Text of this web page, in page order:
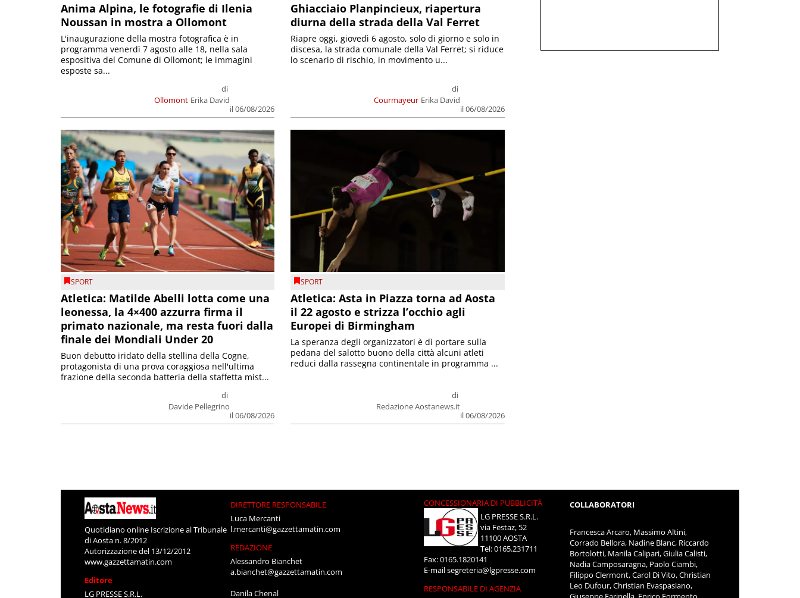
Anima Alpina, le fotografie di Ilenia
Noussan in mostra a Ollomont
Ollomont
di
Erika David
il 06/08/2026
L'inaugurazione della mostra fotografica è in
programma venerdì 7 agosto alle 18, nella sala
espositiva del Comune di Ollomont; le immagini
esposte sa...
Ghiacciaio Planpincieux, riapertura
diurna della strada della Val Ferret
Courmayeur
di
Erika David
il 06/08/2026
Riapre oggi, giovedì 6 agosto, solo di giorno e solo in
discesa, la strada comunale della Val Ferret; si riduce
lo scenario di rischio, in movimento u...
SPORT
Atletica: Matilde Abelli lotta come una
leonessa, la 4×400 azzurra firma il
primato nazionale, ma resta fuori dalla
finale dei Mondiali Under 20
di
Davide Pellegrino
il 06/08/2026
Buon debutto iridato della stellina della Cogne,
protagonista di una prova coraggiosa nell'ultima
frazione della seconda batteria della staffetta mist...
SPORT
Atletica: Asta in Piazza torna ad Aosta
il 22 agosto e strizza l’occhio agli
Europei di Birmingham
di
Redazione Aostanews.it
il 06/08/2026
La speranza degli organizzatori è di portare sulla
pedana del salotto buono della città alcuni atleti
reduci dalla rassegna continentale in programma ...
Quotidiano online Iscrizione al Tribunale
di Aosta n. 8/2012
Autorizzazione del 13/12/2012
www.gazzettamatin.com
Editore
LG PRESSE S.R.L.
DIRETTORE RESPONSABILE
Luca Mercanti
l.mercanti@gazzettamatin.com
REDAZIONE
Alessandro Bianchet
a.bianchet@gazzettamatin.com
Danila Chenal
CONCESSIONARIA DI PUBBLICITÀ
LG PRESSE S.R.L.
via Festaz, 52
11100 AOSTA
Tel: 0165.231711
Fax: 0165.1820141
E-mailsegreteria@lgpresse.com
RESPONSABILE DI AGENZIA
COLLABORATORI
Francesca Arcaro, Massimo Altini,
Corrado Bellora, Nadine Blanc, Riccardo
Bortolotti, Manila Calipari, Giulia Calisti,
Nadia Camposaragna, Paolo Ciambi,
Filippo Clermont, Carol Di Vito, Christian
Leo Dufour, Christian Evaspasiano,